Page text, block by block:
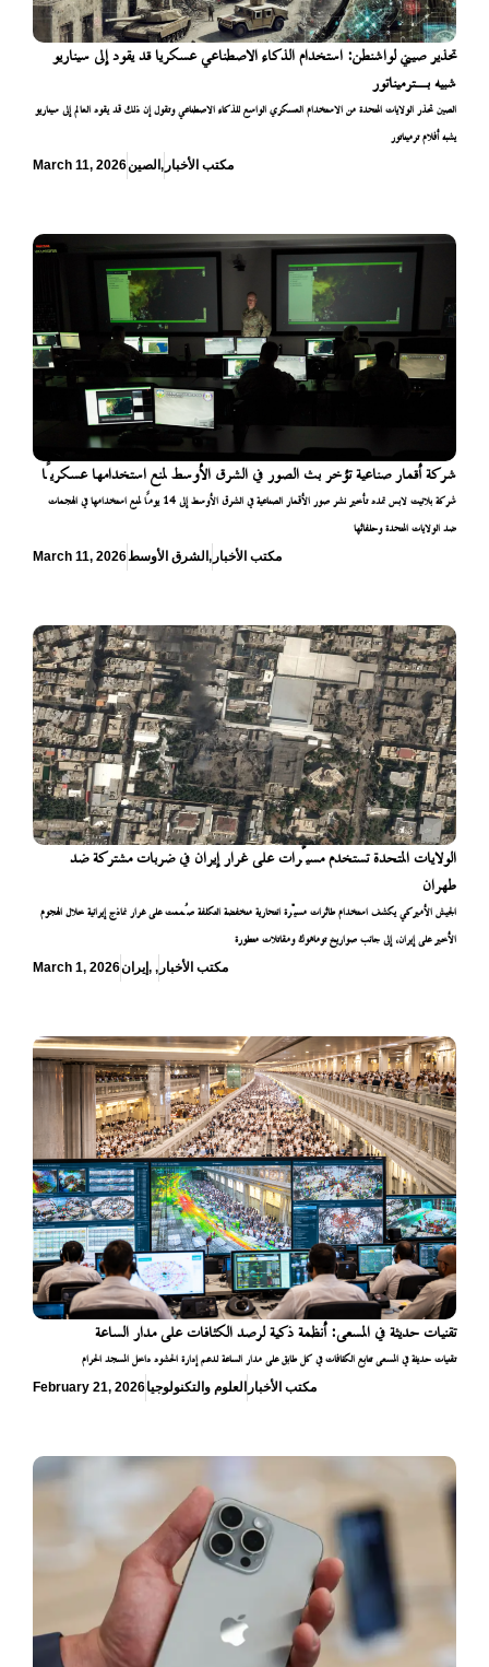
تحذير صيني لواشنطن: استخدام الذكاء الاصطناعي عسكريا قد يقود إلى سيناريو
شبيه بـترميناتور
الصين تحذر الولايات المتحدة من الاستخدام العسكري الواسع للذكاء الاصطناعي وتقول إن ذلك قد يقود العالم إلى سيناريو
يشبه أفلام ترميناتور
March 11, 2026الصين , مكتب الأخبار
شركة أقمار صناعية تؤخر بث الصور في الشرق الأوسط لمنع استخدامها عسكريًا
شركة بلانيت لابس تمدد تأخير نشر صور الأقمار الصناعية في الشرق الأوسط إلى 14 يومًا لمنع استخدامها في الهجمات
ضد الولايات المتحدة وحلفائها
March 11, 2026الشرق الأوسط, مكتب الأخبار
الولايات المتحدة تستخدم مسيّرات على غرار إيران في ضربات مشتركة ضد
طهران
الجيش الأميركي يكشف استخدام طائرات مسيّرة انتحارية منخفضة التكلفة صُممت على غرار نماذج إيرانية خلال الهجوم
الأخير على إيران، إلى جانب صواريخ توماهوك ومقاتلات متطورة
March 1, 2026إيران , , مكتب الأخبار
تقنيات حديثة في المسعى: أنظمة ذكية لرصد الكثافات على مدار الساعة
تقنيات حديثة في المسعى تتابع الكثافات في كل طابق على مدار الساعة لدعم إدارة الحشود داخل المسجد الحرام
February 21, 2026العلوم والتكنولوجيا مكتب الأخبار